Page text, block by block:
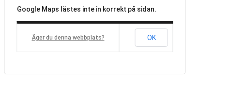
Google Maps lästes inte in korrekt på sidan.
Äger du denna webbplats? OK